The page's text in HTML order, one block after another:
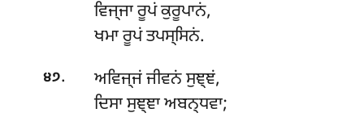
ਵਿਜ੍ਜਾ ਰੂਪਂ ਕੁਰੂਪਾਨਂ,
ਖਮਾ ਰੂਪਂ ਤਪਸ੍ਸਿਨਂ.
੪੭.
ਅਵਿਜ੍ਜਂ ਜੀਵਨਂ ਸੁਞ੍ਞਂ,
ਦਿਸਾ ਸੁਞ੍ਞਾ ਅਬਨ੍ਧਵਾ;